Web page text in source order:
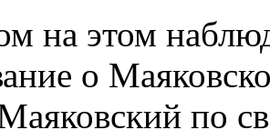
на этом
о
по